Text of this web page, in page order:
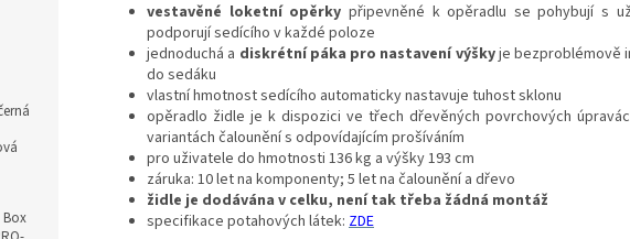
Box
vestavěné loketní opěrky připevněné k opěradlu se pohybují s
podporují sedícího v každé poloze
jednoduchá a diskrétní páka pro nastavení výškyje bezproblémově
do sedáku
vlastní hmotnost sedícího automaticky nastavuje tuhost sklonu
opěradlo židle je k dispozici ve třech dřevěných povrchových
variantách čalounění s odpovídajícím prošíváním
pro uživatele do hmotnosti 136 kg a výšky 193 cm
záruka: 10 let na komponenty; 5 let na čalounění a dřevo
židle je dodávána v celku, není tak třeba žádná montáž
specifikace potahových látek: ZDE